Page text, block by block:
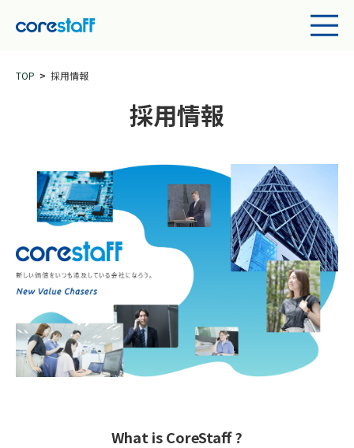
TOP 採用情報
採用情報
What is CoreStaff ?